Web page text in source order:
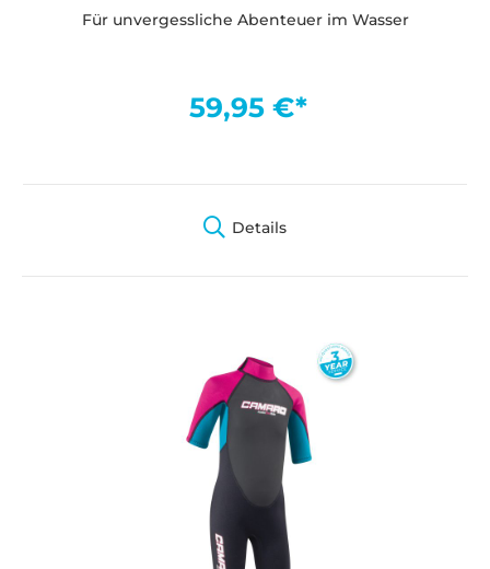
Für unvergessliche Abenteuer im Wasser
59,95 €*
Details